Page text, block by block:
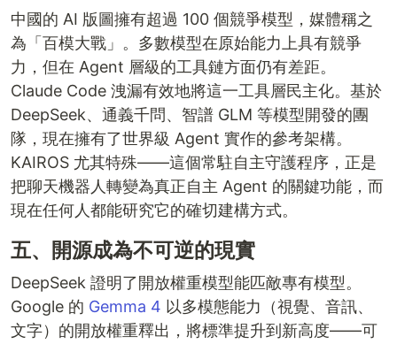
中國的 AI 版圖擁有超過 100 個競爭模型，媒體稱之
為「百模大戰」。多數模型在原始能力上具有競爭
力，但在 Agent 層級的工具鏈方面仍有差距。
Claude Code 洩漏有效地將這一工具層民主化。基於
DeepSeek、通義千問、智譜 GLM 等模型開發的團
隊，現在擁有了世界級 Agent 實作的參考架構。
KAIROS 尤其特殊——這個常駐自主守護程序，正是
把聊天機器人轉變為真正自主 Agent 的關鍵功能，而
現在任何人都能研究它的確切建構方式。
五、開源成為不可逆的現實
DeepSeek 證明了開放權重模型能匹敵專有模型。
Google 的 Gemma 4 以多模態能力（視覺、音訊、
文字）的開放權重釋出，將標準提升到新高度——可